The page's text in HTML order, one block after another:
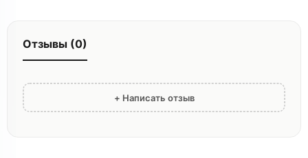
Отзывы (0)
+ Написать отзыв